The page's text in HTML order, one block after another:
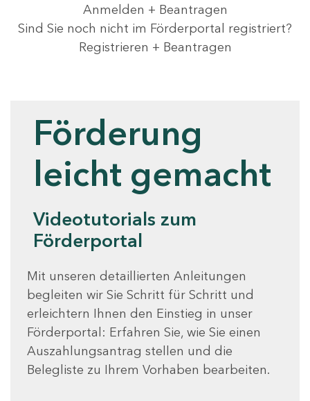
Anmelden + Beantragen
Sind Sie noch nicht im Förderportal registriert?
Registrieren + Beantragen
Förderung
leicht gemacht
Videotutorials zum
Förderportal
Mit unseren detaillierten Anleitungen
begleiten wir Sie Schritt für Schritt und
erleichtern Ihnen den Einstieg in unser
Förderportal: Erfahren Sie, wie Sie einen
Auszahlungsantrag stellen und die
Belegliste zu Ihrem Vorhaben bearbeiten.